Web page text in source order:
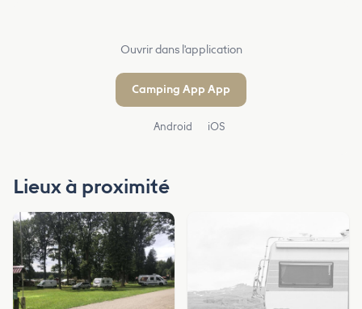
Ouvrir dans l'application
Camping App App
Android iOS
Lieux à proximité